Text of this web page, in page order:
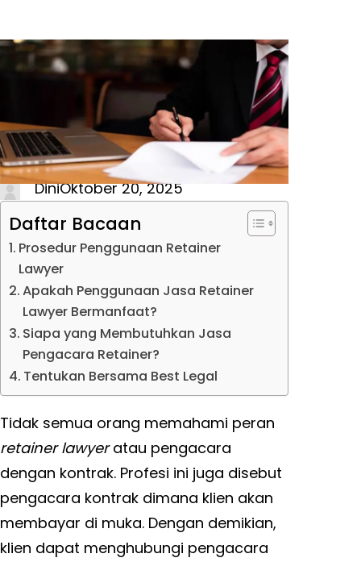
DiniOktober 20, 2025
Daftar Bacaan
Prosedur Penggunaan Retainer
Lawyer
Apakah Penggunaan Jasa Retainer
Lawyer Bermanfaat?
Siapa yang Membutuhkan Jasa
Pengacara Retainer?
Tentukan Bersama Best Legal
Tidak semua orang memahami peran
retainer lawyeratau pengacara
dengan kontrak. Profesi ini juga disebut
pengacara kontrak dimana klien akan
membayar di muka. Dengan demikian,
klien dapat menghubungi pengacara